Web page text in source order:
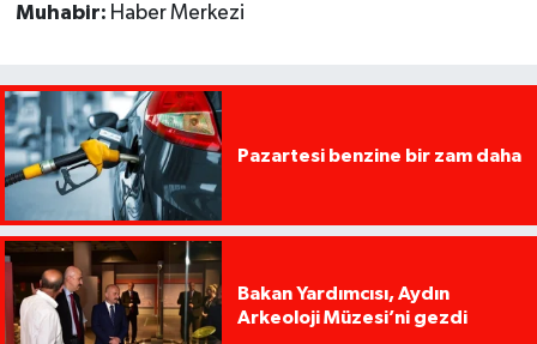
Muhabir: Haber Merkezi
Pazartesi benzine bir zam daha
Bakan Yardımcısı, Aydın
Arkeoloji Müzesi’ni gezdi